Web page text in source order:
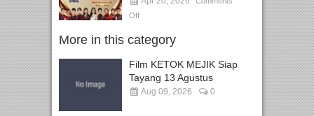
Off
More in this category
Film KETOK MEJIK Siap
Tayang 13 Agustus
Aug 09, 2026 0